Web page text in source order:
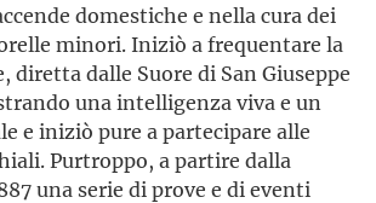
domestiche e nella cura dei
minori. Iniziò a frequentare la
diretta dalle Suore di San Giuseppe
una intelligenza viva e un
e iniziò pure a partecipare alle
Purtroppo, a partire dalla
una serie di prove e di eventi